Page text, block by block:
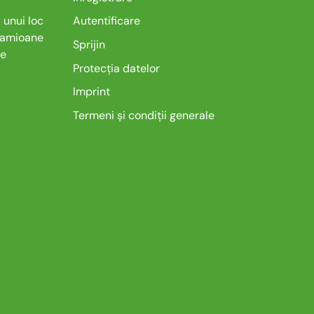
unui loc
Autentificare
Sprijin
Protecția datelor
Imprint
Termeni și condiții generale